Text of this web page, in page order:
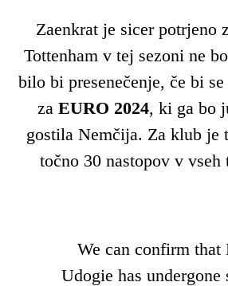
Zaenkrat je sicer potrjeno
Tottenham v tej sezoni ne
bilo bi presenečenje, če bi
za EURO 2024, ki ga bo
gostila Nemčija. Za klub je
točno 30 nastopov v vseh
We can confirm that
Udogie has undergone